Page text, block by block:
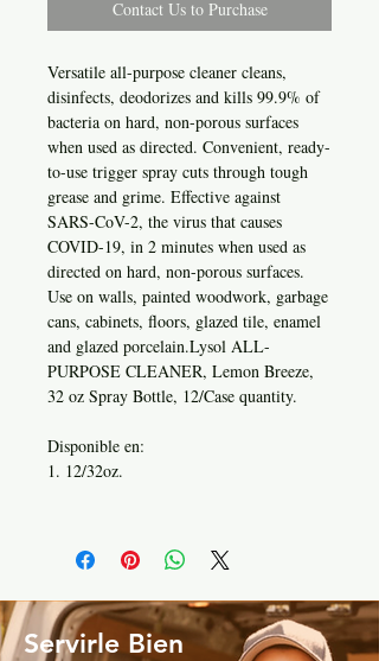
Contact Us to Purchase
Versatile all-purpose cleaner cleans,
disinfects, deodorizes and kills 99.9% of
bacteria on hard, non-porous surfaces
when used as directed. Convenient, ready-
to-use trigger spray cuts through tough
grease and grime. Effective against
SARS-CoV-2, the virus that causes
COVID-19, in 2 minutes when used as
directed on hard, non-porous surfaces.
Use on walls, painted woodwork, garbage
cans, cabinets, floors, glazed tile, enamel
and glazed porcelain.Lysol ALL-
PURPOSE CLEANER, Lemon Breeze,
32 oz Spray Bottle, 12/Case quantity.
Disponible en:
1. 12/32oz.
Servirle Bien